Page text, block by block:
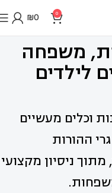
0
₪0
משפחה
לילדים
וכלים מעשיים
ההורות
ניסיון מקצועי